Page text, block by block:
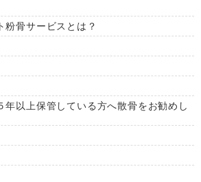
粉骨サービスとは？
年以上保管している方へ散骨をお勧めし